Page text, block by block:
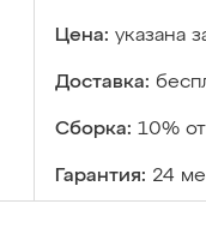
Цена: указана
Доставка:
Сборка: 10%
Гарантия: 24